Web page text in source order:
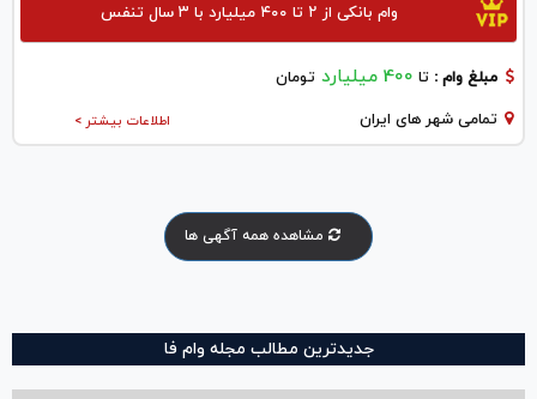
وام بانکی از ۲ تا ۴۰۰ میلیارد با ۳ سال تنفس
مبلغ وام : تا 400 میلیارد تومان
اطلاعات بیشتر > تمامی شهر های ایران
مشاهده همه آگهی ها
جدیدترین مطالب مجله وام فا